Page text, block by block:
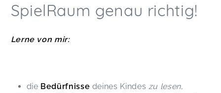
SpielRaum genau richtig!
Lerne von mir:
die Bedürfnisse deines Kindes zu lesen,